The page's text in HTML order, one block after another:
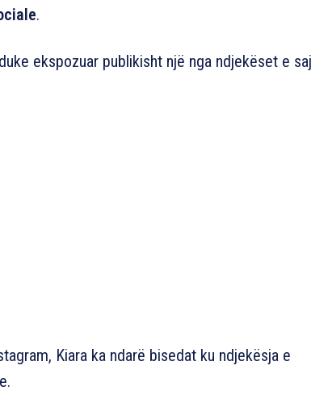
.
ekspozuar publikisht një nga ndjekëset e saj
Kiara ka ndarë bisedat ku ndjekësja e